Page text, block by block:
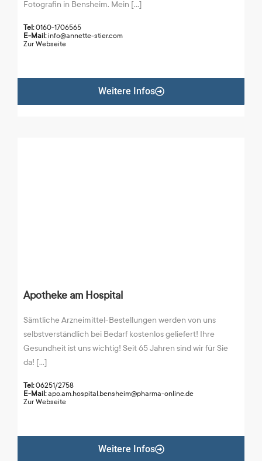
Fotografin in Bensheim. Mein [...]
Tel:0160-1706565
E-Mail: info@annette-stier.com
Zur Webseite
Weitere Infos
Apotheke am Hospital
Sämtliche Arzneimittel-Bestellungen werden von uns
selbstverständlich bei Bedarf kostenlos geliefert! Ihre
Gesundheit ist uns wichtig! Seit 65 Jahren sind wir für Sie
da! [...]
Tel:06251/2758
E-Mail:apo.am.hospital.bensheim@pharma-online.de
Zur Webseite
Weitere Infos